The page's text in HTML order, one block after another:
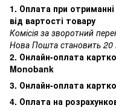
1. Оплата при
від вартості товару
Комісія за зворотний
Нова Пошта становить 20
2. Онлайн-оплата
Monobank
3. Онлайн-оплата
4. Оплата на